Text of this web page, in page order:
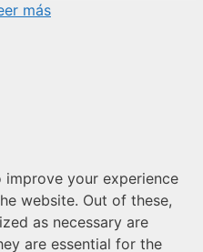
más
your experience
website. Out of these,
as necessary are
are essential for the